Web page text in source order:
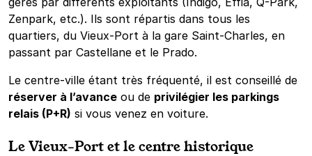
Zenpark, etc.). Ils sont répartis dans tous les
quartiers, du Vieux-Port à la gare Saint-Charles, en
passant par Castellane et le Prado.
Le centre-ville étant très fréquenté, il est conseillé de
réserver à l’avance ou de privilégier les parkings
relais (P+R) si vous venez en voiture.
Le Vieux-Port et le centre historique